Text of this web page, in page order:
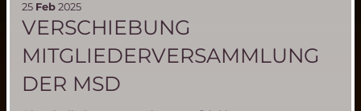
Radio
25 Feb 2025
VERSCHIEBUNG
MITGLIEDERVERSAMMLUNG
DER MSD